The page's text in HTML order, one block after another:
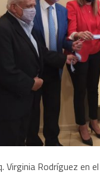
Virginia Rodríguez en